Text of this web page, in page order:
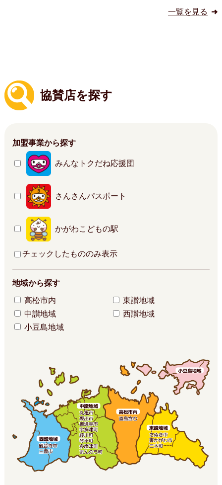
一覧を見る
協賛店を探す
加盟事業から探す
みんなトクだね応援団
さんさんパスポート
かがわこどもの駅
チェックしたもののみ表示
地域から探す
高松市内
東讃地域
中讃地域
西讃地域
小豆島地域